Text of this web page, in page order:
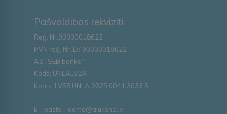
Pašvaldības rekvizīti
Reģ. Nr.90000018622
PVN reģ. Nr. LV 90000018622
AS „SEB banka”
Kods: UNLALV2X
Konts: LV58 UNLA 0025 0041 3033 5
E – pasts – dome@aluksne.lv